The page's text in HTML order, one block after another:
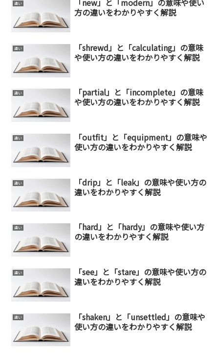
違い
「new」と「modern」の意味や使い
方の違いをわかりやすく解説
違い
「shrewd」と「calculating」の意味
や使い方の違いをわかりやすく解説
違い
「partial」と「incomplete」の意味
や使い方の違いをわかりやすく解説
違い
「outfit」と「equipment」の意味や
使い方の違いをわかりやすく解説
違い
「drip」と「leak」の意味や使い方の
違いをわかりやすく解説
違い
「hard」と「hardy」の意味や使い方
の違いをわかりやすく解説
違い
「see」と「stare」の意味や使い方の
違いをわかりやすく解説
違い
「shaken」と「unsettled」の意味や
使い方の違いをわかりやすく解説